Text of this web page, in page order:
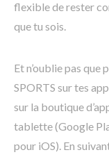
flexible de rester
que tu sois.
Et n’oublie pas
SPORTS sur tes
sur la boutique
tablette (Google
pour iOS). En